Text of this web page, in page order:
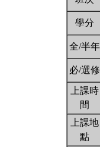
學分
全/半年
必/選修
上課時
間
上課地
點